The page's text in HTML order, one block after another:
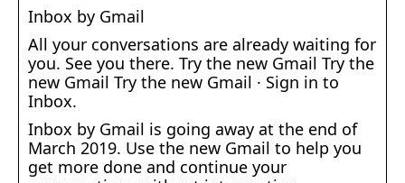
Inbox by Gmail
All your conversations are already waiting for
you. See you there. Try the new Gmail Try the
new Gmail Try the new Gmail · Sign in to
Inbox.
Inbox by Gmail is going away at the end of
March 2019. Use the new Gmail to help you
get more done and continue your